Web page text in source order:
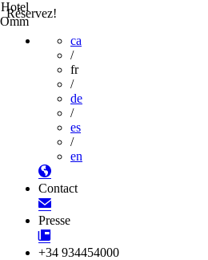
Réservez!
ca
/
fr
/
de
/
es
/
en
Contact
Presse
+34 934454000
Hotel
Omm